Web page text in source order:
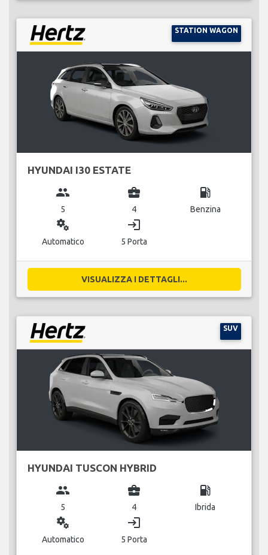
STATION WAGON
HYUNDAI I30 ESTATE
group
5
business_center
4
local_gas_station
Benzina
miscellaneous_services
Automatico
login
5 Porta
VISUALIZZA I DETTAGLI...
SUV
HYUNDAI TUSCON HYBRID
group
5
business_center
4
local_gas_station
Ibrida
miscellaneous_services
Automatico
login
5 Porta